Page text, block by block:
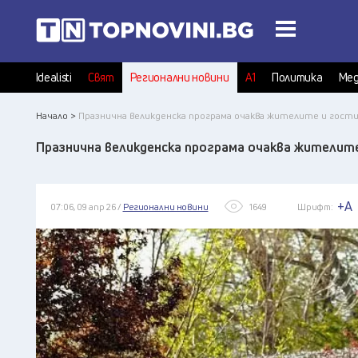
Idealisti Свят Регионални новини А1 Политика
Начало > Празнична великденска програма очаква жителите и
Празнична великденска програма очаква
07:06, 09 апр 26 / Регионални новини 1649 Шрифт: +A